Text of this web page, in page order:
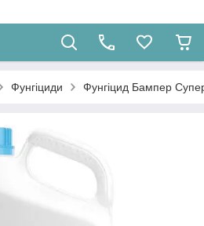
Фунгіциди Фунгіцид Бампер